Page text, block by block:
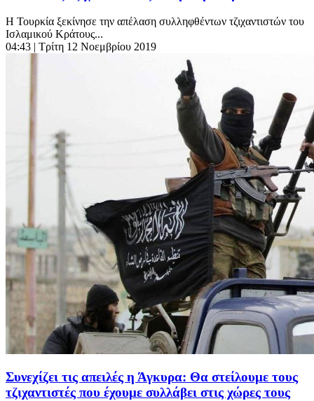
Η Τουρκία ξεκίνησε την απέλαση συλληφθέντων τζιχαντιστών του
Ισλαμικού Κράτους...
04:43 | Τρίτη 12 Νοεμβρίου 2019
Συνεχίζει τις απειλές η Άγκυρα: Θα στείλουμε τους
τζιχαντιστές που έχουμε συλλάβει στις χώρες τους